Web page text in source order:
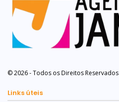
© 2026 - Todos os Direitos Reservados
Links úteis